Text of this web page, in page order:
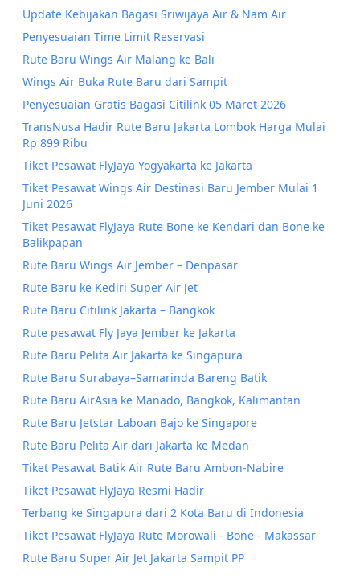
Update Kebijakan Bagasi Sriwijaya Air & Nam Air
Penyesuaian Time Limit Reservasi
Rute Baru Wings Air Malang ke Bali
Wings Air Buka Rute Baru dari Sampit
Penyesuaian Gratis Bagasi Citilink 05 Maret 2026
TransNusa Hadir Rute Baru Jakarta Lombok Harga Mulai
Rp 899 Ribu
Tiket Pesawat FlyJaya Yogyakarta ke Jakarta
Tiket Pesawat Wings Air Destinasi Baru Jember Mulai 1
Juni 2026
Tiket Pesawat FlyJaya Rute Bone ke Kendari dan Bone ke
Balikpapan
Rute Baru Wings Air Jember – Denpasar
Rute Baru ke Kediri Super Air Jet
Rute Baru Citilink Jakarta – Bangkok
Rute pesawat Fly Jaya Jember ke Jakarta
Rute Baru Pelita Air Jakarta ke Singapura
Rute Baru Surabaya–Samarinda Bareng Batik
Rute Baru AirAsia ke Manado, Bangkok, Kalimantan
Rute Baru Jetstar Laboan Bajo ke Singapore
Rute Baru Pelita Air dari Jakarta ke Medan
Tiket Pesawat Batik Air Rute Baru Ambon-Nabire
Tiket Pesawat FlyJaya Resmi Hadir
Terbang ke Singapura dari 2 Kota Baru di Indonesia
Tiket Pesawat FlyJaya Rute Morowali - Bone - Makassar
Rute Baru Super Air Jet Jakarta Sampit PP